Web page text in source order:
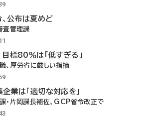
公布は夏めど
査管理課
標80％は「低すぎる」
、厚労省に厳しい指摘
業は「適切な対応を」
・片岡課長補佐、GCP省令改正で